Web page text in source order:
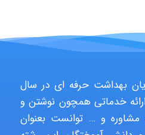
Jafar Tym
aghajari vahid
بهداشت حرفه ای در سال
با ارائه خدماتی همچون نوشتن و
و … توانست بعنوان